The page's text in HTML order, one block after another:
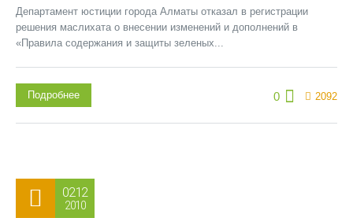
Департамент юстиции города Алматы отказал в регистрации
решения маслихата о внесении изменений и дополнений в
«Правила содержания и защиты зеленых...
0 2092
Подробнее
02.12
2010